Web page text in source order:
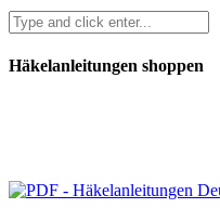
Häkelanleitungen shoppen